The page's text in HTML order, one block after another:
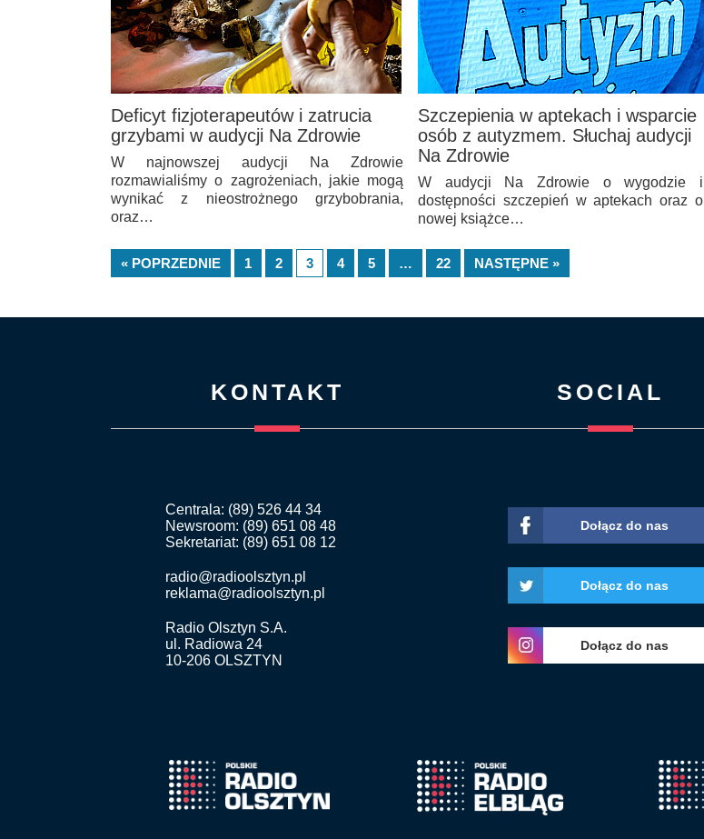
Deficyt fizjoterapeutów i zatrucia
grzybami w audycji Na Zdrowie
W najnowszej audycji Na Zdrowie
rozmawialiśmy o zagrożeniach, jakie mogą
wynikać z nieostrożnego grzybobrania,
oraz…
Szczepienia w aptekach i wsparcie
osób z autyzmem. Słuchaj audycji
Na Zdrowie
W audycji Na Zdrowie o wygodzie i
dostępności szczepień w aptekach oraz o
nowej książce…
« POPRZEDNIE 1 2 3 4 5 … 22 NASTĘPNE »
KONTAKT
Centrala: (89) 526 44 34
Newsroom: (89) 651 08 48
Sekretariat: (89) 651 08 12
radio@radioolsztyn.pl
reklama@radioolsztyn.pl
Radio Olsztyn S.A.
ul. Radiowa 24
10-206 OLSZTYN
SOCIAL
Dołącz do nas
Dołącz do nas
Dołącz do nas